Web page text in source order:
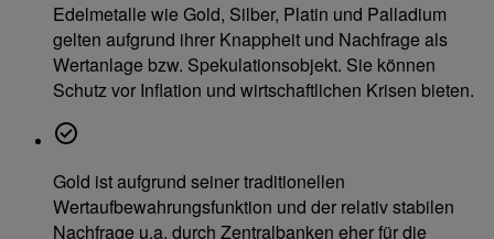
Edelmetalle wie Gold, Silber, Platin und Palladium
gelten aufgrund ihrer Knappheit und Nachfrage als
Wertanlage bzw. Spekulationsobjekt. Sie können
Schutz vor Inflation und wirtschaftlichen Krisen bieten.
Gold ist aufgrund seiner traditionellen
Wertaufbewahrungsfunktion und der relativ stabilen
Nachfrage u.a. durch Zentralbanken eher für die